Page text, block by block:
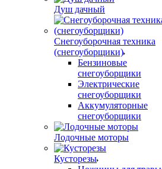
Душ дачный
Снегоуборочная техника
(снегоуборщики)
Бензиновые
снегоуборщики
Электрические
снегоуборщики
Аккумуляторные
снегоуборщики
Лодочные моторы
Кусторезы